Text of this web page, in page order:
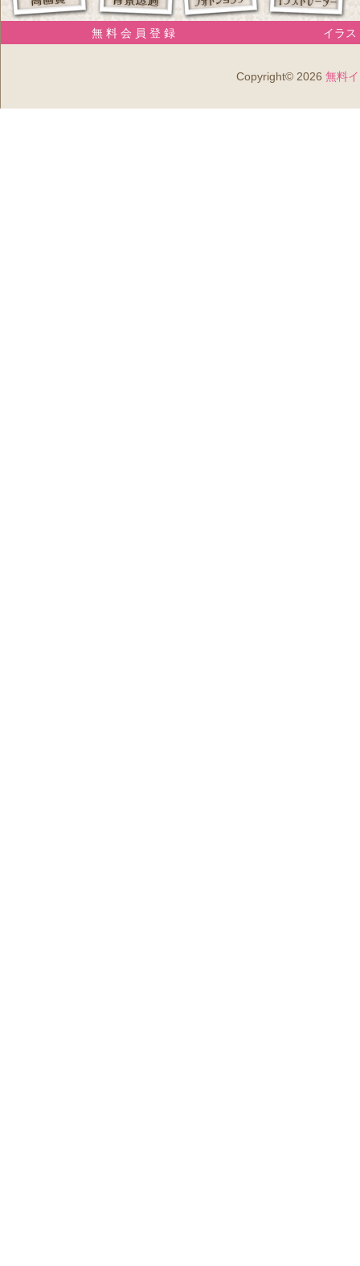
無 料 会 員 登 録 イラス
Copyright© 2026 無料